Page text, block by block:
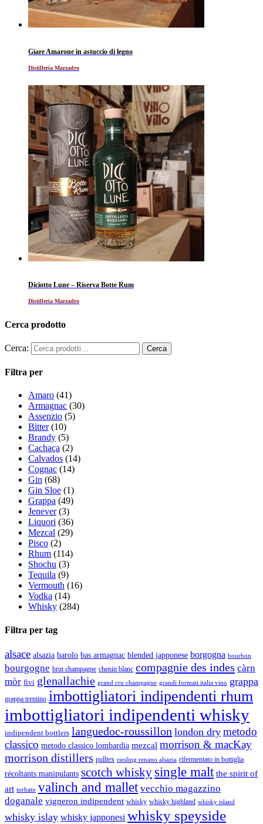
Giare Amarone in astuccio di legno
Distilleria Marzadro
Diciotto Lune – Riserva Botte Rum
Distilleria Marzadro
Cerca prodotto
Cerca:
Filtra per
Amaro (41)
Armagnac (30)
Assenzio (5)
Bitter (10)
Brandy (5)
Cachaça (2)
Calvados (14)
Cognac (14)
Gin (68)
Gin Sloe (1)
Grappa (49)
Jenever (3)
Liquori (36)
Mezcal (29)
Pisco (2)
Rhum (114)
Shochu (3)
Tequila (9)
Vermouth (16)
Vodka (14)
Whisky (284)
Filtra per tag
alsace alsazia barolo bas armagnac blended japponese borgogna bourbon
bourgogne brut champagne chenin blanc compagnie des indes càrn
mòr fivi glenallachie grand cru champagne grandi formati italia vino grappa
grappa trentino imbottigliatori indipendenti rhum
imbottigliatori indipendenti whisky
indipendent bottlers languedoc-roussillon london dry metodo
classico metodo classico lombardia mezcal morrison & macKay
morrison distillers pulltex riesling renano alsazia rifermentato in bottiglia
récoltants manipulants scotch whisky single malt the spirit of
art torbato valinch and mallet vecchio magazzino
doganale vigneron indipendent whisky whisky highland whisky island
whisky islay whisky japponesi whisky speyside